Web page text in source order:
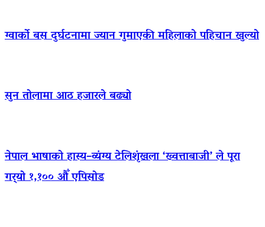
ग्वार्को बस दुर्घटनामा ज्यान गुमाएकी महिलाको पहिचान खुल्यो
सुन तोलामा आठ हजारले बढ्यो
नेपाल भाषाको हास्य–व्यंग्य टेलिशृंखला ‘ख्वत्ताबाजी’ ले पूरा
गर्‍यो १,१०० औँ एपिसोड